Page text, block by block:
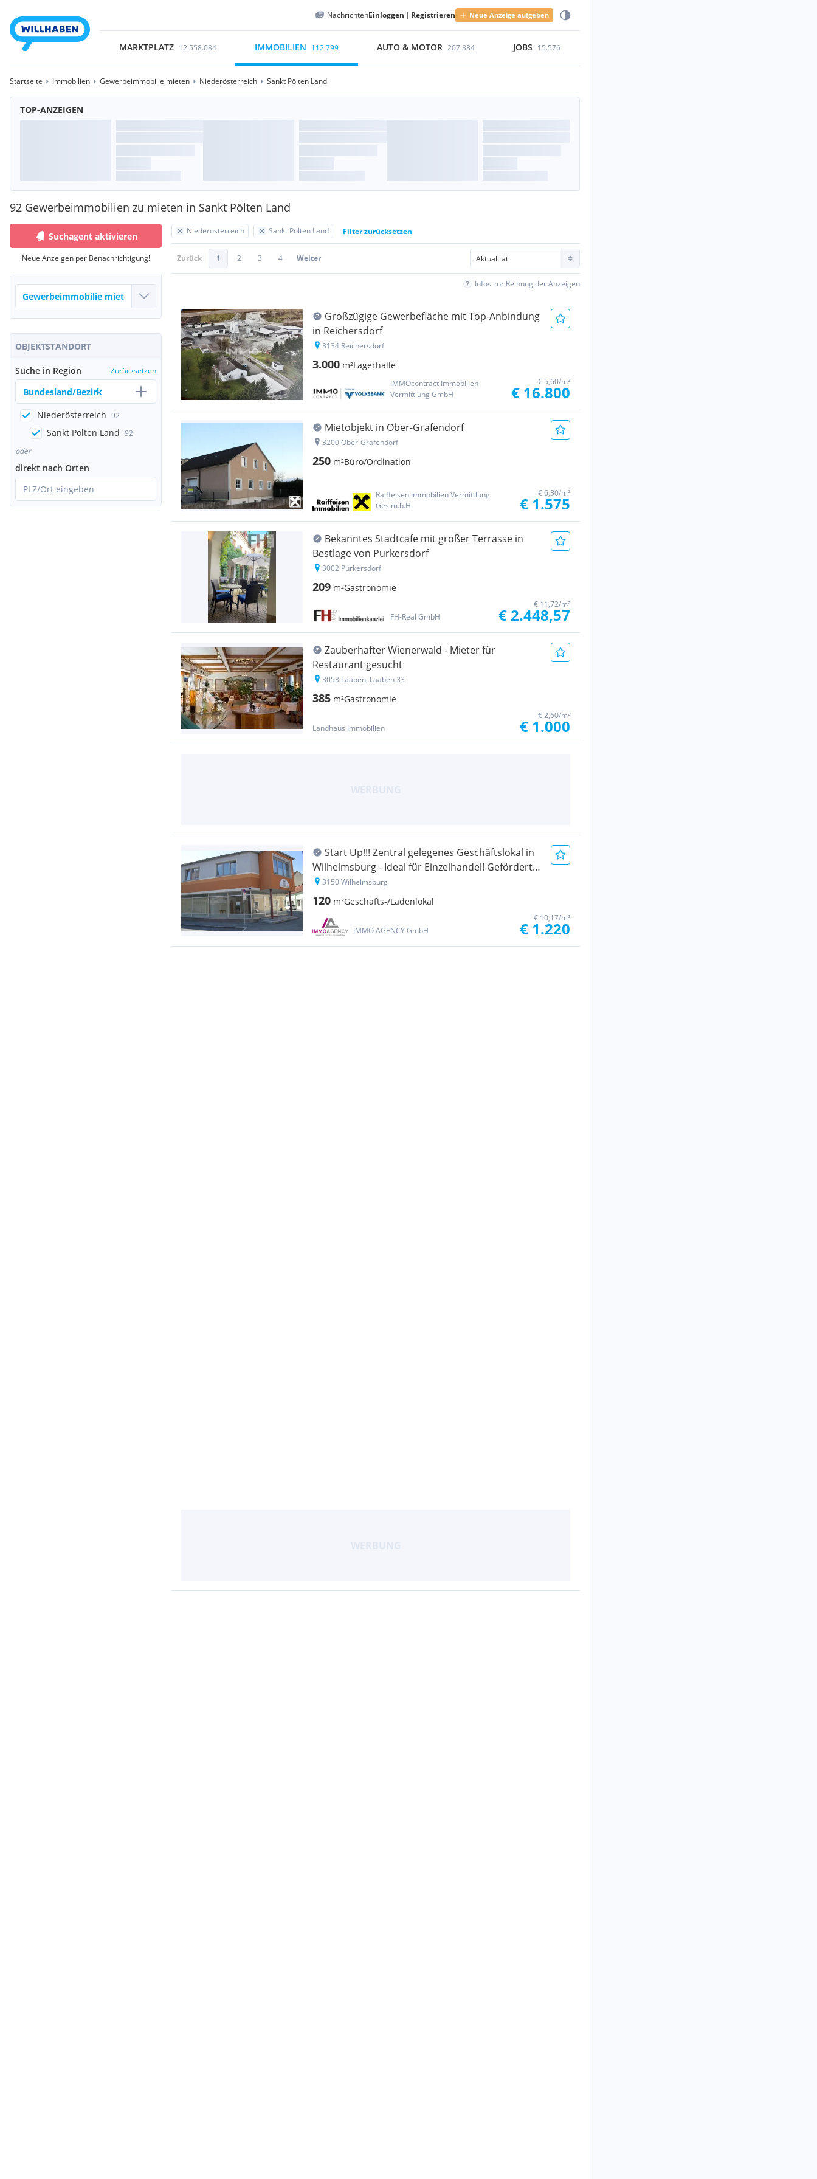
NachrichtenEinloggen | Registrieren Neue Anzeige aufgeben
MARKTPLATZ 12.558.084 IMMOBILIEN 112.799 AUTO & MOTOR 207.384 JOBS 15.576
Startseite Immobilien Gewerbeimmobilie mieten Niederösterreich Sankt Pölten Land
TOP-ANZEIGEN
92 Gewerbeimmobilien zu mieten in Sankt Pölten Land
Suchagent aktivieren
Neue Anzeigen per Benachrichtigung!
OBJEKTSTANDORT
Suche in Region Zurücksetzen
Bundesland/Bezirk
Niederösterreich 92
Sankt Pölten Land 92
oder
direkt nach Orten
PLZ/Ort eingeben
Niederösterreich Sankt Pölten Land Filter zurücksetzen
Zurück 1 2 3 4 Weiter
Infos zur Reihung der Anzeigen
Großzügige Gewerbefläche mit Top-Anbindung
in Reichersdorf
3134 Reichersdorf
3.000 m²Lagerhalle
IMMOcontract Immobilien
Vermittlung GmbH
€ 5,60/m²
€ 16.800
Mietobjekt in Ober-Grafendorf
3200 Ober-Grafendorf
250 m²Büro/Ordination
Raiffeisen Immobilien Vermittlung
Ges.m.b.H.
€ 6,30/m²
€ 1.575
Bekanntes Stadtcafe mit großer Terrasse in
Bestlage von Purkersdorf
3002 Purkersdorf
209 m²Gastronomie
FH-Real GmbH
€ 11,72/m²
€ 2.448,57
Zauberhafter Wienerwald - Mieter für
Restaurant gesucht
3053 Laaben, Laaben 33
385 m²Gastronomie
Landhaus Immobilien
€ 2,60/m²
€ 1.000
Start Up!!! Zentral gelegenes Geschäftslokal in
Wilhelmsburg - Ideal für Einzelhandel! Geförderte
Anfangsmiete EUR 408.-!!
3150 Wilhelmsburg
120 m²Geschäfts-/Ladenlokal
IMMO AGENCY GmbH
€ 10,17/m²
€ 1.220